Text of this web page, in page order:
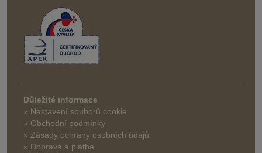
Důležité informace
» Nastavení souborů cookie
» Obchodní podmínky
» Zásady ochrany osobních údajů
» Doprava a platba